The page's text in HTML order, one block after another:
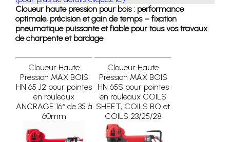
Cloueur haute pression pour bois : performance
optimale, précision et gain de temps – fixation
pneumatique puissante et fiable pour tous vos travaux
de charpente et bardage
Cloueur Haute
Pression MAX BOIS
HN 65 J2 pour pointes
en rouleaux
ANCRAGE 16° de 35 à
60mm
Cloueur Haute
Pression MAX BOIS
HN 65S pour pointes
en rouleaux COILS
SHEET, COILS BO et
COILS 23/25/28